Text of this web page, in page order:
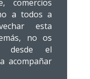
comercios
a todos a
esta
no os
desde el
acompañar